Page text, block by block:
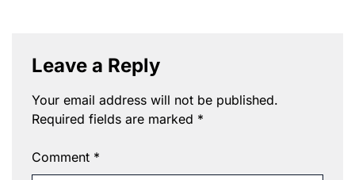
Leave a Reply
Your email address will not be published.
Required fields are marked *
Comment *